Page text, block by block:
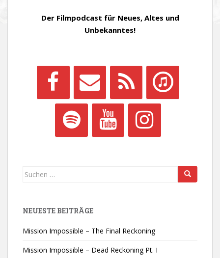
Der Filmpodcast für Neues, Altes und
Unbekanntes!
Suchen
NEUESTE BEITRÄGE
Mission Impossible – The Final Reckoning
Mission Impossible – Dead Reckoning Pt. I